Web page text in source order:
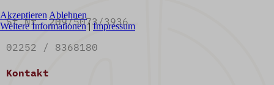
St.Nr. 209/5073/3936
02252 / 8368180
Kontakt
Akzeptieren Ablehnen
Weitere Informationen|Impressum